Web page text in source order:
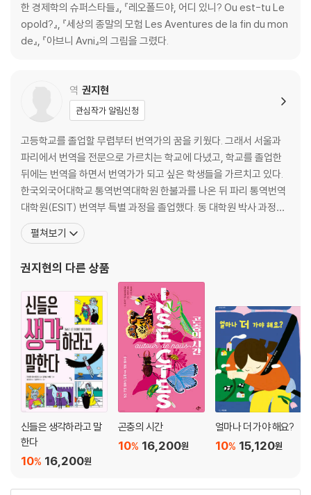
에필로그_ 경제학은 사회과학인가, 정밀과학인가?
해제_ 경제학의 역사를 읽다 (충남대학교 경제학과 교수 류동민)
감사의 말과 참고 문헌
한 경제학의 슈퍼스타들』, 『레오폴드야, 어디 있니? Ou est-tu Le
opold?』, 『세상의 종말의 모험 Les Aventures de la fin du mon
de』, 『아브니 Avni』의 그림을 그렸다.
역 권지현
관심작가 알림신청
고등학교를 졸업할 무렵부터 번역가의 꿈을 키웠다. 그래서 서울과
파리에서 번역을 전문으로 가르치는 학교에 다녔고, 학교를 졸업한
뒤에는 번역을 하면서 번역가가 되고 싶은 학생들을 가르치고 있다.
한국외국어대학교 통역번역대학원 한불과를 나온 뒤 파리 통역번역
대학원(ESIT) 번역부 특별 과정을 졸업했다. 동 대학원 박사 과정을
졸업했으며 현재 이화여자대학교 통역번역대학원과 한국문학번역
원 산하 번역아카데미에서 강의하고 있다.옮긴 책으로 『증오의 기
『걸리버 여행기』, 『나의 큰나무』, 『판타스틱 행복백서』, 『글
펼쳐보기
권지현의 다른 상품
신들은 생각하라고 말
한다
16,200원
10%
곤충의 시간
16,200원
10%
얼마나 더 가야 해요?
15,120원
10%